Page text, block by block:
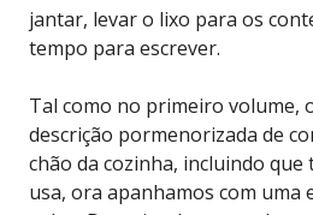
jantar, levar o lixo para os
tempo para escrever.
Tal como no primeiro volume,
descrição pormenorizada de
chão da cozinha, incluindo
usa, ora apanhamos com uma